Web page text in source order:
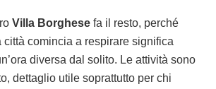
Villa Borghese fa il resto, perché
città comincia a respirare significa
diversa dal solito. Le attività sono
dettaglio utile soprattutto per chi